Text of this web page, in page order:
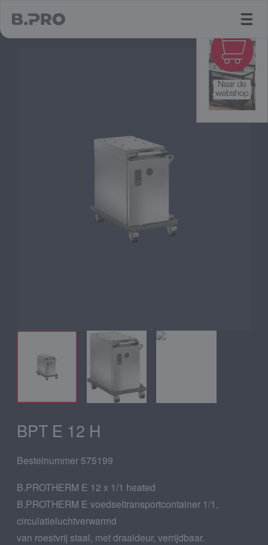
BPT E 12 H
Bestelnummer 575199
B.PROTHERM E 12 x 1/1 heated
B.PROTHERM E voedseltransportcontainer 1/1,
circulatieluchtverwarmd
van roestvrij staal, met draaideur, verrijdbaar.